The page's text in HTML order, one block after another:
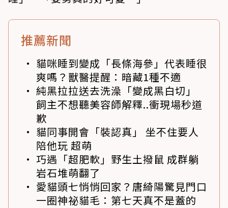
推薦新聞
貓咪睡到變成「長條海參」代表睡很
爽嗎？獸醫提醒：暗藏1種不適
純黑拉拉送去洗澡「變成黑白切」
飼主不想聽美容師解釋..衝現場秒道
歉
貓同事開會「裝認真」 坐不住要人
陪他玩 超萌
巧遇「超肥軟」野生土撥鼠 成群躺
岩石堆萌翻了
愛貓頭七悄悄回家？唐綺陽驚見門口
一圈神祕貓毛：第七天真不是蓋的